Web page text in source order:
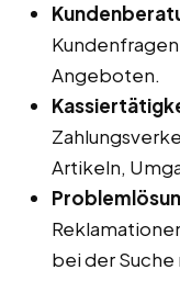
Angeboten.
Artikeln,
bei der